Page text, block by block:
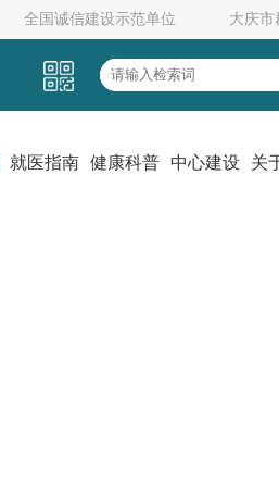
全国诚信建设示范单位 大庆市
就医指南 健康科普 中心建设 关